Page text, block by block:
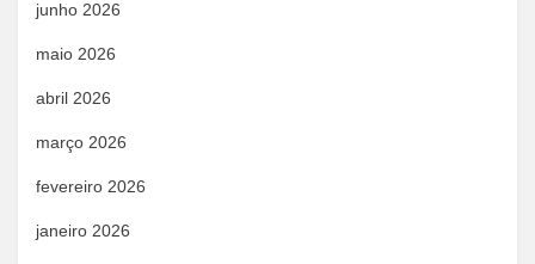
junho 2026
maio 2026
abril 2026
março 2026
fevereiro 2026
janeiro 2026